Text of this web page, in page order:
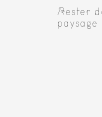
Rester
paysage